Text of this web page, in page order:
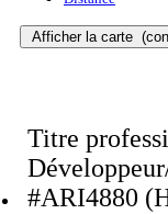
Afficher la carte
Titre
#ARI4880